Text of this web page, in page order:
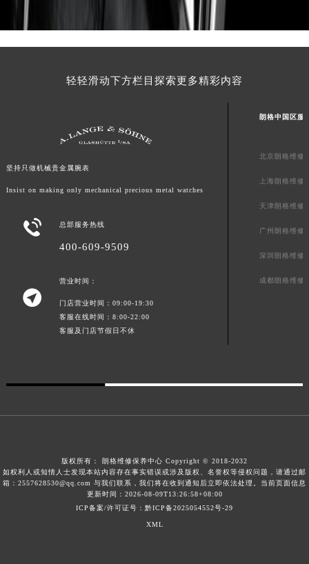
轻轻滑动下方栏目探索更多精彩内容
坚持只做机械贵金属腕表
Insist on making only mechanical precious metal watches
 总部服务热线
400-609-9509

营业时间：
门店营业时间：09:00-19:30
客服在线时间：8:00-22:00
客服及门店节假日不休
朗格中国区服
北京朗格维修
上海朗格维修
天津朗格维修
广州朗格维修
深圳朗格维修
成都朗格维修
版权所有： 朗格维修保养中心 Copyright © 2018-2032
如权利人或知情人士发现本站内容存在事实错误或涉及版权、名誉权等侵权问题，请通过邮
箱：2557628530@qq.com 与我们联系，我们将在收到通知后立即依法处理。当前页面信息
更新时间：2026-08-09T13:26:58+08:00
ICP备案/许可证号：黔ICP备2025054552号-29
XML